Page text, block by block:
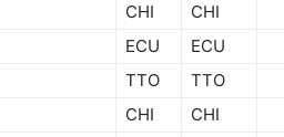
CHI CHI
ECU ECU
TTO TTO
CHI CHI